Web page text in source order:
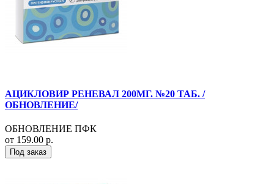
АЦИКЛОВИР РЕНЕВАЛ 200МГ. №20 ТАБ. /
ОБНОВЛЕНИЕ/
ОБНОВЛЕНИЕ ПФК
от 159.00 р.
Под заказ